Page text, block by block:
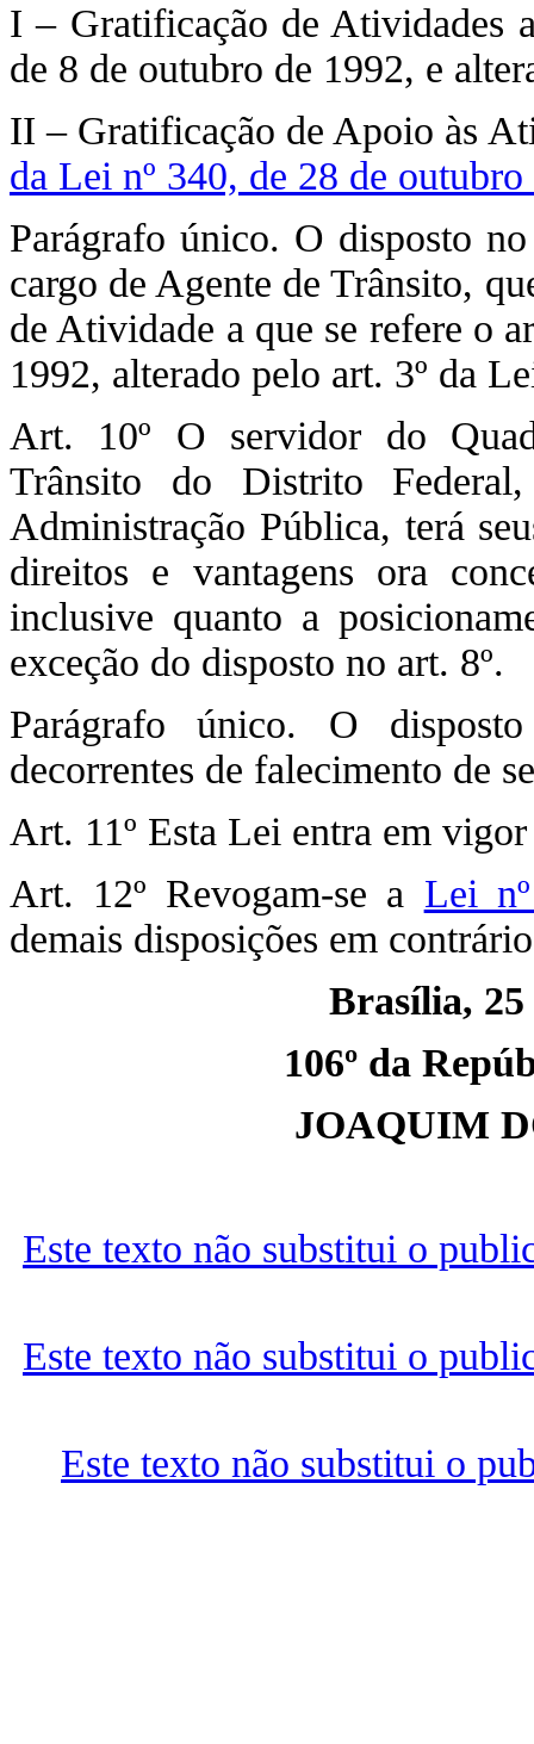
I – Gratificação de Atividades
de 8 de outubro de 1992, e
II – Gratificação de Apoio às
da Lei nº 340, de 28 de
Parágrafo único. O disposto
cargo de Agente de Trânsito,
de Atividade a que se refere o
1992, alterado pelo art. 3º da
Art. 10º O servidor do
Trânsito do Distrito
Administração Pública, terá
direitos e vantagens ora
inclusive quanto a
exceção do disposto no art. 8º.
Parágrafo único. O
decorrentes de falecimento de
Art. 11º Esta Lei entra em
Art. 12º Revogam-se a Lei
demais disposições em
Brasília, 25
106º da
JOAQUIM
Este texto não substitui o
Este texto não substitui o
Este texto não substitui o